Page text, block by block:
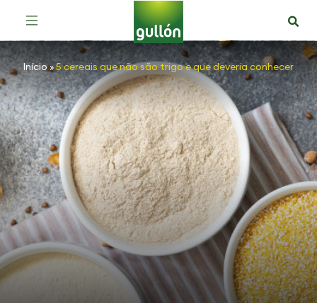
Início»5 cereais que não são trigo e que deveria conhecer